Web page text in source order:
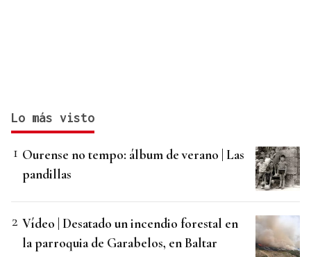
Lo más visto
Ourense no tempo: álbum de verano | Las
pandillas
Vídeo | Desatado un incendio forestal en
la parroquia de Garabelos, en Baltar